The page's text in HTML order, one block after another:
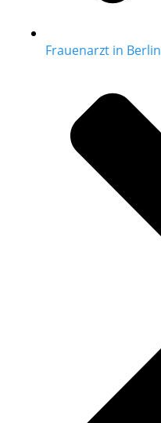
Frauenarzt in Berlin